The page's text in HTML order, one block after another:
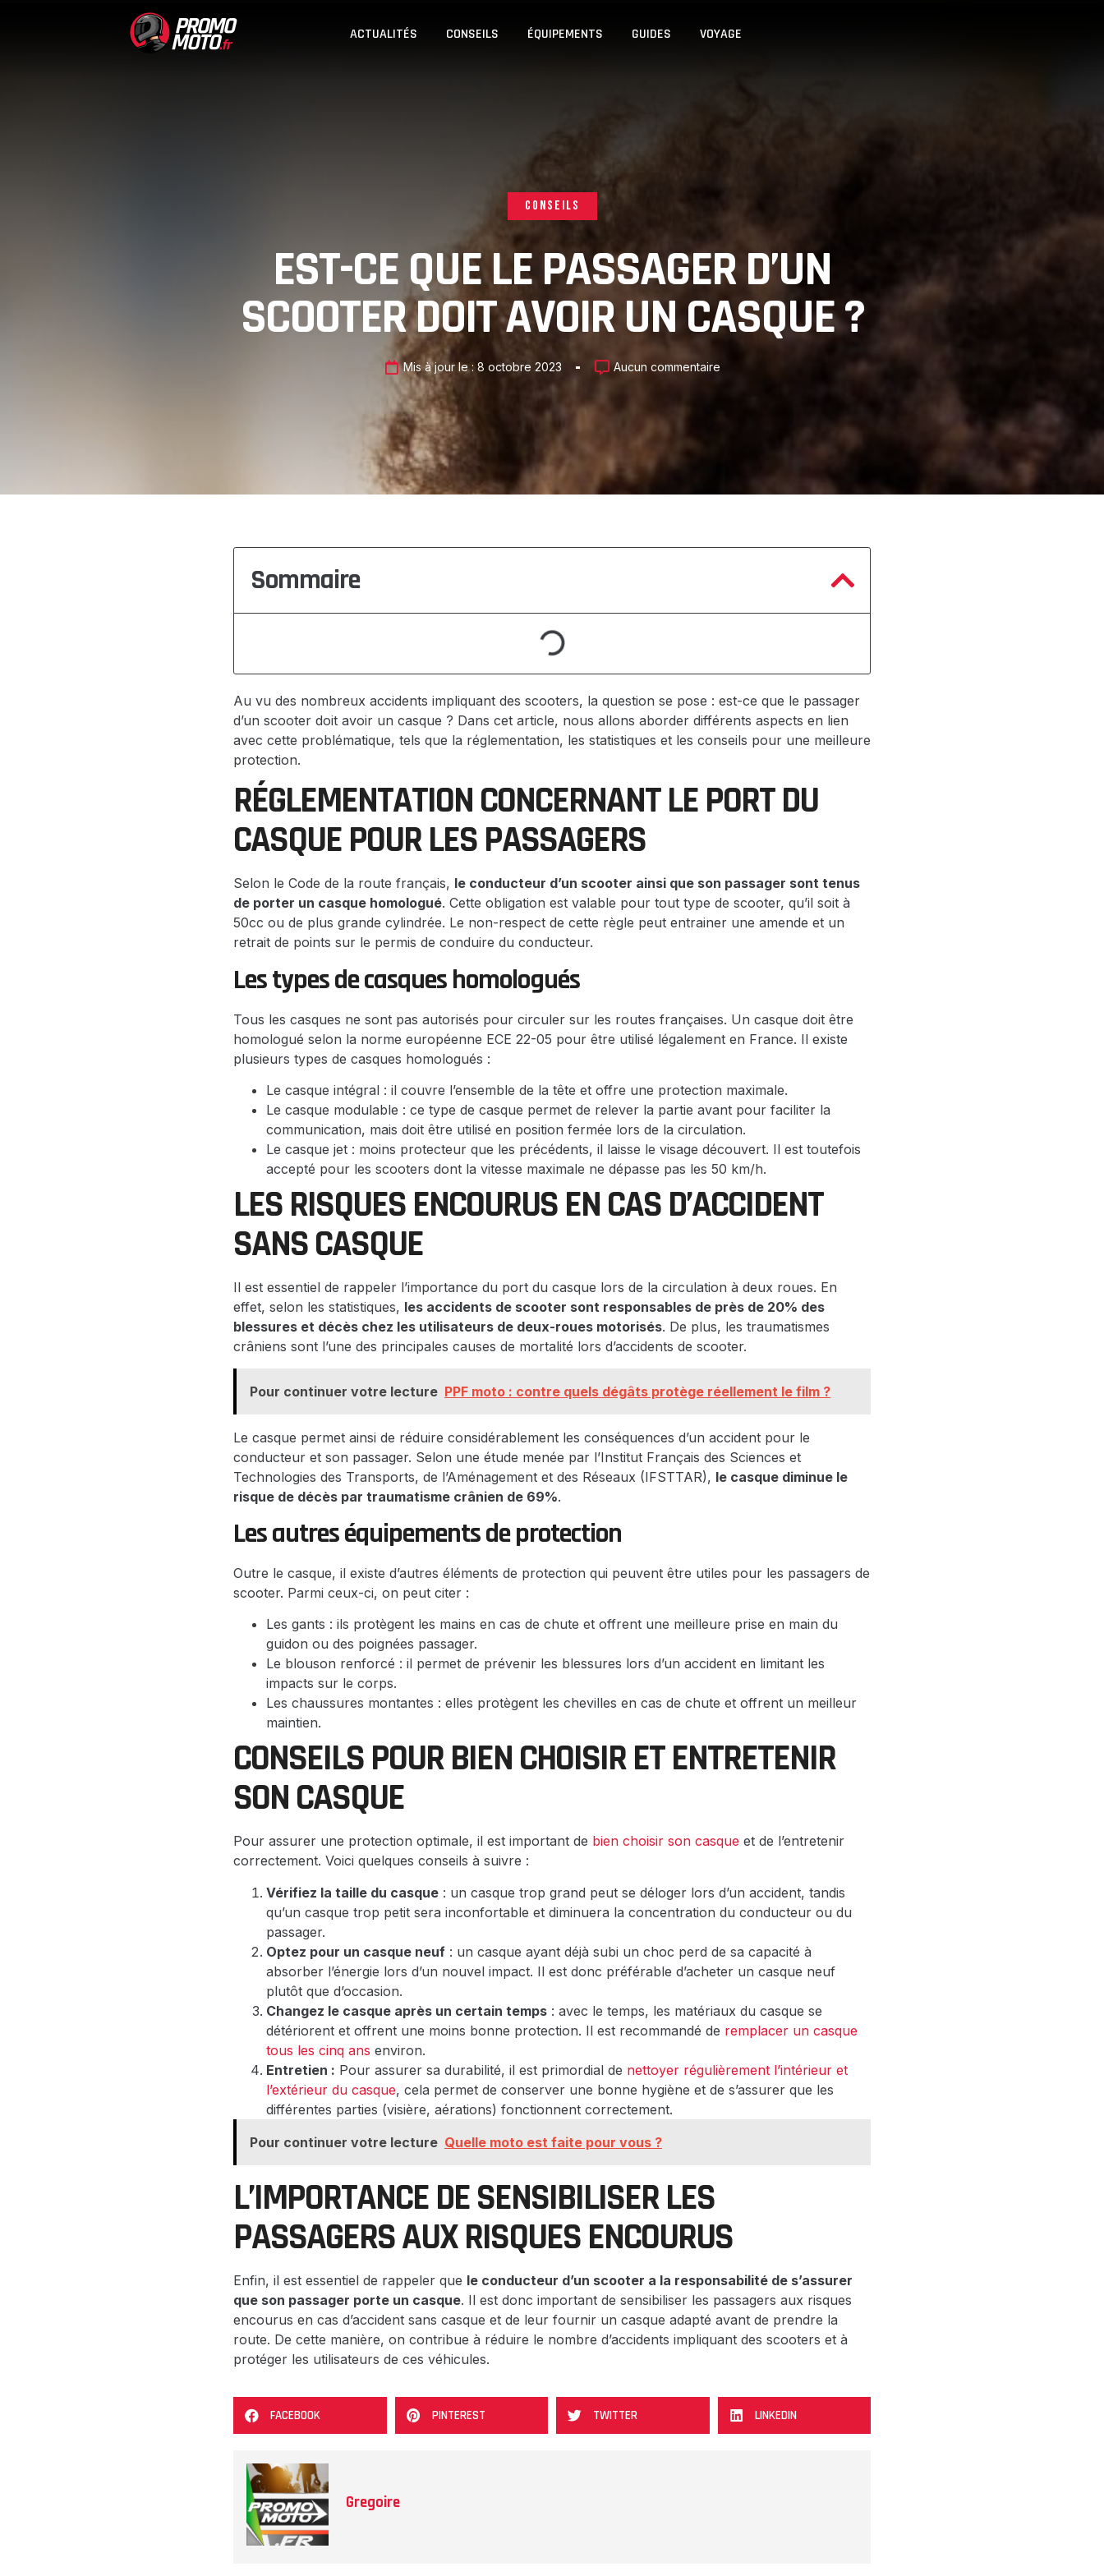
ACTUALITÉS CONSEILS ÉQUIPEMENTS GUIDES VOYAGE
CONSEILS
EST-CE QUE LE PASSAGER D’UN
SCOOTER DOIT AVOIR UN CASQUE ?
Mis à jour le : 8 octobre 2023 Aucun commentaire
Sommaire
Au vu des nombreux accidents impliquant des scooters, la question se pose : est-ce que le passager
d’un scooter doit avoir un casque ? Dans cet article, nous allons aborder différents aspects en lien
avec cette problématique, tels que la réglementation, les statistiques et les conseils pour une meilleure
protection.
RÉGLEMENTATION CONCERNANT LE PORT DU
CASQUE POUR LES PASSAGERS
Selon le Code de la route français, le conducteur d’un scooter ainsi que son passager sont tenus
de porter un casque homologué. Cette obligation est valable pour tout type de scooter, qu’il soit à
50cc ou de plus grande cylindrée. Le non-respect de cette règle peut entrainer une amende et un
retrait de points sur le permis de conduire du conducteur.
Les types de casques homologués
Tous les casques ne sont pas autorisés pour circuler sur les routes françaises. Un casque doit être
homologué selon la norme européenne ECE 22-05 pour être utilisé légalement en France. Il existe
plusieurs types de casques homologués :
Le casque intégral : il couvre l’ensemble de la tête et offre une protection maximale.
Le casque modulable : ce type de casque permet de relever la partie avant pour faciliter la
communication, mais doit être utilisé en position fermée lors de la circulation.
Le casque jet : moins protecteur que les précédents, il laisse le visage découvert. Il est toutefois
accepté pour les scooters dont la vitesse maximale ne dépasse pas les 50 km/h.
LES RISQUES ENCOURUS EN CAS D’ACCIDENT
SANS CASQUE
Il est essentiel de rappeler l’importance du port du casque lors de la circulation à deux roues. En
effet, selon les statistiques, les accidents de scooter sont responsables de près de 20% des
blessures et décès chez les utilisateurs de deux-roues motorisés. De plus, les traumatismes
crâniens sont l’une des principales causes de mortalité lors d’accidents de scooter.
Pour continuer votre lecture PPF moto : contre quels dégâts protège réellement le film ?
Le casque permet ainsi de réduire considérablement les conséquences d’un accident pour le
conducteur et son passager. Selon une étude menée par l’Institut Français des Sciences et
Technologies des Transports, de l’Aménagement et des Réseaux (IFSTTAR), le casque diminue le
risque de décès par traumatisme crânien de 69%.
Les autres équipements de protection
Outre le casque, il existe d’autres éléments de protection qui peuvent être utiles pour les passagers de
scooter. Parmi ceux-ci, on peut citer :
Les gants : ils protègent les mains en cas de chute et offrent une meilleure prise en main du
guidon ou des poignées passager.
Le blouson renforcé : il permet de prévenir les blessures lors d’un accident en limitant les
impacts sur le corps.
Les chaussures montantes : elles protègent les chevilles en cas de chute et offrent un meilleur
maintien.
CONSEILS POUR BIEN CHOISIR ET ENTRETENIR
SON CASQUE
Pour assurer une protection optimale, il est important de bien choisir son casque et de l’entretenir
correctement. Voici quelques conseils à suivre :
Vérifiez la taille du casque : un casque trop grand peut se déloger lors d’un accident, tandis
qu’un casque trop petit sera inconfortable et diminuera la concentration du conducteur ou du
passager.
Optez pour un casque neuf : un casque ayant déjà subi un choc perd de sa capacité à
absorber l’énergie lors d’un nouvel impact. Il est donc préférable d’acheter un casque neuf
plutôt que d’occasion.
Changez le casque après un certain temps : avec le temps, les matériaux du casque se
détériorent et offrent une moins bonne protection. Il est recommandé de remplacer un casque
tous les cinq ans environ.
Entretien : Pour assurer sa durabilité, il est primordial de nettoyer régulièrement l’intérieur et
l’extérieur du casque, cela permet de conserver une bonne hygiène et de s’assurer que les
différentes parties (visière, aérations) fonctionnent correctement.
Pour continuer votre lecture Quelle moto est faite pour vous ?
L’IMPORTANCE DE SENSIBILISER LES
PASSAGERS AUX RISQUES ENCOURUS
Enfin, il est essentiel de rappeler que le conducteur d’un scooter a la responsabilité de s’assurer
que son passager porte un casque. Il est donc important de sensibiliser les passagers aux risques
encourus en cas d’accident sans casque et de leur fournir un casque adapté avant de prendre la
route. De cette manière, on contribue à réduire le nombre d’accidents impliquant des scooters et à
protéger les utilisateurs de ces véhicules.
FACEBOOK PINTEREST TWITTER LINKEDIN
Gregoire